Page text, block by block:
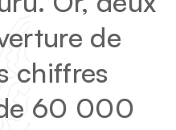
de
chiffres
60 000